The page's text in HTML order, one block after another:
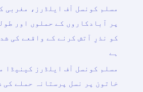
مسلم کونسل آف ایلڈرز، مغربی
پر آبادکاروں کے حملوں اور
کو نذرِ آتش کرنے کے واقعے کی
ہے
مسلم کونسل آف ایلڈرز کینیڈا
خاتون پر نسل پرستانہ حملے کی